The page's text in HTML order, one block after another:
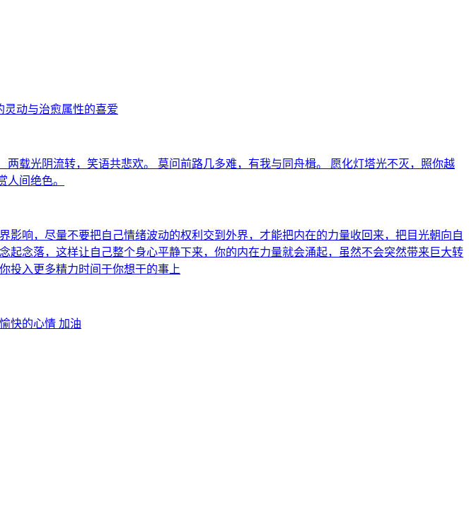
动与治愈属性的喜爱
载光阴流转，笑语共悲欢。 莫问前路几多难，有我与同舟楫。 愿化灯塔光不灭，照你越
间绝色。
响，尽量不要把自己情绪波动的权利交到外界，才能把内在的力量收回来，把目光朝向自
念落，这样让自己整个身心平静下来，你的内在力量就会涌起，虽然不会突然带来巨大转
投入更多精力时间于你想干的事上
快的心情 加油